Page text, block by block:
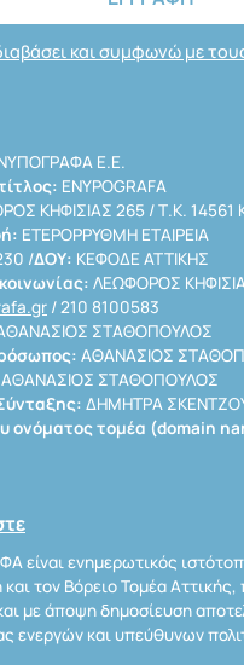
και συμφωνώ με
Ε.Ε.
ENYPOGRAFA
ΚΗΦΙΣΙΑΣ 265 / Τ.Κ. 14561
ΕΤΕΡΟΡΡΥΘΜΗ ΕΤΑΙΡΕΙΑ
/ΔΟΥ: ΚΕΦΟΔΕ ΑΤΤΙΚΗΣ
ΛΕΩΦΟΡΟΣ
/ 210 8100583
ΣΤΑΘΟΠΟΥΛΟΣ
ΑΘΑΝΑΣΙΟΣ
ΑΘΑΝΑΣΙΟΣ ΣΤΑΘΟΠΟΥΛΟΣ
ΔΗΜΗΤΡΑ
ονόματος τομέα (domain
είναι ενημερωτικός
τον Βόρειο Τομέα Αττικής,
με άποψη δημοσίευση
ενεργών και υπεύθυνων